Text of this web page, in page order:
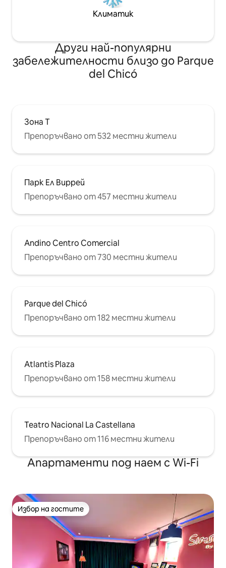
Климатик
Други най-популярни
забележителности близо до Parque
del Chicó
Зона Т
Препоръчвано от 532 местни жители
Парк Ел Виррей
Препоръчвано от 457 местни жители
Andino Centro Comercial
Препоръчвано от 730 местни жители
Parque del Chicó
Препоръчвано от 182 местни жители
Atlantis Plaza
Препоръчвано от 158 местни жители
Teatro Nacional La Castellana
Препоръчвано от 116 местни жители
Апартаменти под наем с Wi-Fi
Избор на гостите
Избор на гостите